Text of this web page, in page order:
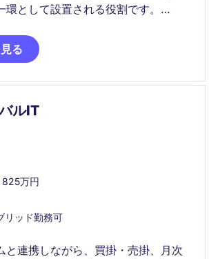
として設置される役割です。
しながら、営業やCSなど事業部門と
全体を支える役割が期待されていま
ンではなく、業務改善や仕組み化
る
ルIT
万円
リッド勤務可
と連携しながら、買掛・売掛、月次